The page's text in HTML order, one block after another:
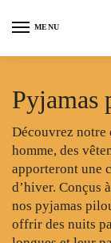
MENU
Pyjamas
Découvrez
homme, des
apporteront une
d’hiver. Conçus
nos pyjamas
offrir des nuits